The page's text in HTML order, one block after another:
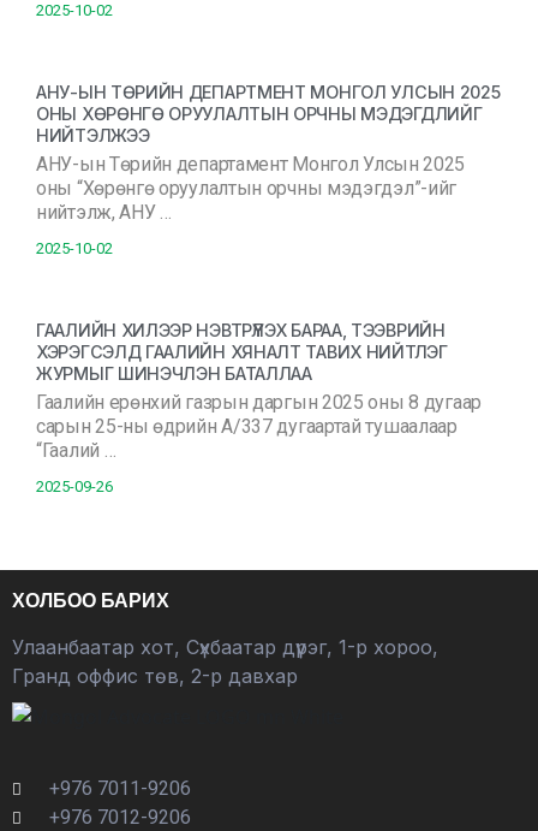
2025-10-02
АНУ-ЫН ТӨРИЙН ДЕПАРТМЕНТ МОНГОЛ УЛСЫН 2025
ОНЫ ХӨРӨНГӨ ОРУУЛАЛТЫН ОРЧНЫ МЭДЭГДЛИЙГ
НИЙТЭЛЖЭЭ
АНУ-ын Төрийн департамент Монгол Улсын 2025
оны “Хөрөнгө оруулалтын орчны мэдэгдэл”-ийг
нийтэлж, АНУ …
2025-10-02
ГААЛИЙН ХИЛЭЭР НЭВТРҮҮЛЭХ БАРАА, ТЭЭВРИЙН
ХЭРЭГСЭЛД ГААЛИЙН ХЯНАЛТ ТАВИХ НИЙТЛЭГ
ЖУРМЫГ ШИНЭЧЛЭН БАТАЛЛАА
Гаалийн ерөнхий газрын даргын 2025 оны 8 дугаар
сарын 25-ны өдрийн А/337 дугаартай тушаалаар
“Гаалий …
2025-09-26
ХОЛБОО БАРИХ
Улаанбаатар хот, Сүхбаатар дүүрэг, 1-р хороо,
Гранд оффис төв, 2-р давхар
+976 7011-9206
+976 7012-9206